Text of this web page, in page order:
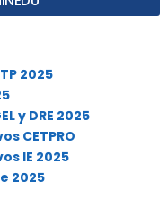
2025
y DRE 2025
CETPRO
IE 2025
2025